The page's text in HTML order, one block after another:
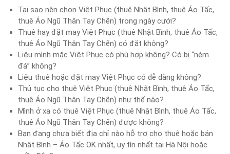
Tại sao nên chọn Việt Phục (thuê Nhật Bình, thuê Áo Tấc,
thuê Áo Ngũ Thân Tay Chẽn) trong ngày cưới?
Thuê hay đặt may Việt Phục (thuê Nhật Bình, thuê Áo Tấc,
thuê Áo Ngũ Thân Tay Chẽn) có đắt không?
Liệu mình mặc Việt Phục có phù hợp không? Có bị “ném
đá” không?
Liệu thuê hoặc đặt may Việt Phục có dễ dàng không?
Thủ tục cho thuê Việt Phục (thuê Nhật Bình, thuê Áo Tấc,
thuê Áo Ngũ Thân Tay Chẽn) như thế nào?
Mình ở xa có thuê Việt Phục (thuê Nhật Bình, thuê Áo Tấc,
thuê Áo Ngũ Thân Tay Chẽn) được không?
Bạn đang chưa biết địa chỉ nào hỗ trợ cho thuê hoặc bán
Nhật Bình – Áo Tấc OK nhất, uy tín nhất tại Hà Nội hoặc